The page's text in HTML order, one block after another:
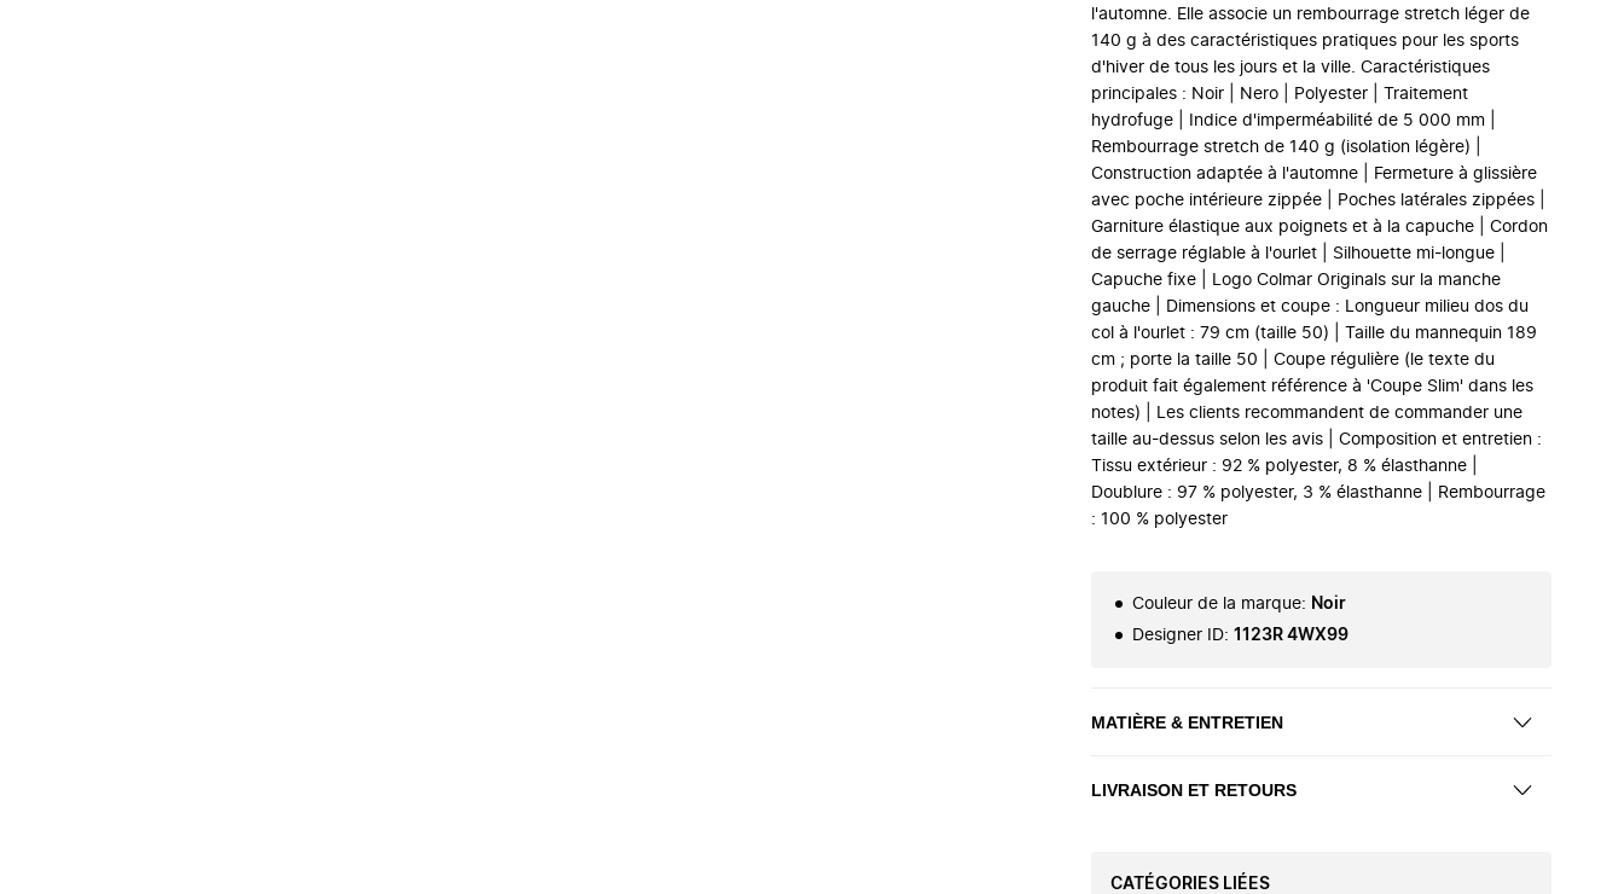
l'automne. Elle associe un rembourrage stretch léger de
140 g à des caractéristiques pratiques pour les sports
d'hiver de tous les jours et la ville. Caractéristiques
principales : Noir | Nero | Polyester | Traitement
hydrofuge | Indice d'imperméabilité de 5 000 mm |
Rembourrage stretch de 140 g (isolation légère) |
Construction adaptée à l'automne | Fermeture à glissière
avec poche intérieure zippée | Poches latérales zippées |
Garniture élastique aux poignets et à la capuche | Cordon
de serrage réglable à l'ourlet | Silhouette mi-longue |
Capuche fixe | Logo Colmar Originals sur la manche
gauche | Dimensions et coupe : Longueur milieu dos du
col à l'ourlet : 79 cm (taille 50) | Taille du mannequin 189
cm ; porte la taille 50 | Coupe régulière (le texte du
produit fait également référence à 'Coupe Slim' dans les
notes) | Les clients recommandent de commander une
taille au-dessus selon les avis | Composition et entretien :
Tissu extérieur : 92 % polyester, 8 % élasthanne |
Doublure : 97 % polyester, 3 % élasthanne | Rembourrage
: 100 % polyester
Couleur de la marque: Noir
Designer ID: 1123R 4WX99
MATIÈRE & ENTRETIEN
LIVRAISON ET RETOURS
CATÉGORIES LIÉES